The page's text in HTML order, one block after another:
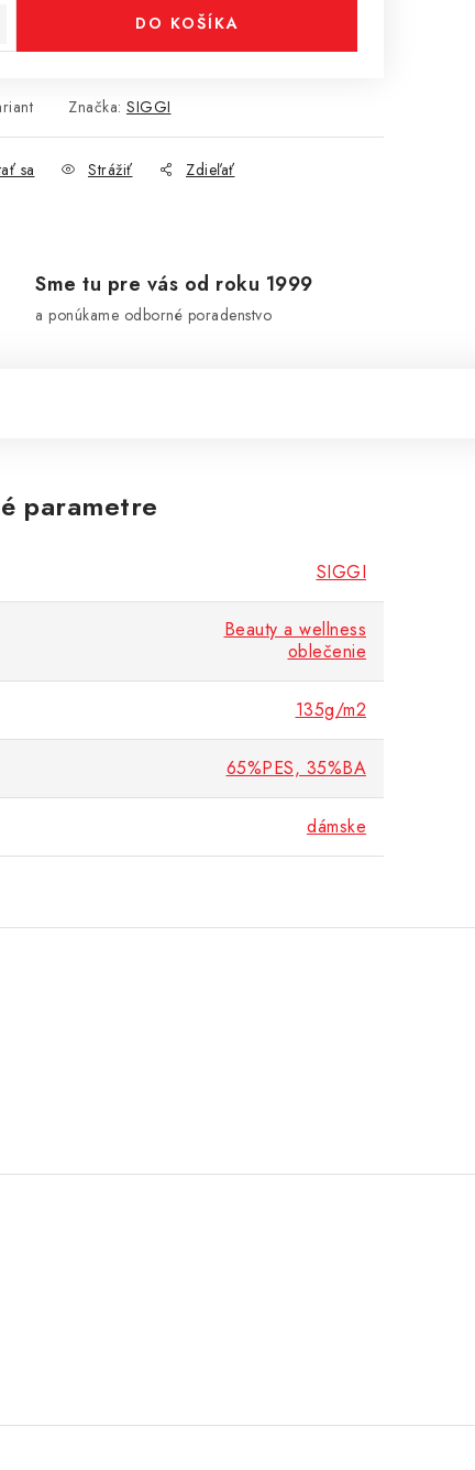
DO KOŠÍKA
Značka: SIGGI
sa Strážiť Zdieľať
Sme tu pre vás od roku 1999
a ponúkame odborné poradenstvo
parametre
SIGGI
Beauty a wellness
oblečenie
135g/m2
65%PES, 35%BA
dámske